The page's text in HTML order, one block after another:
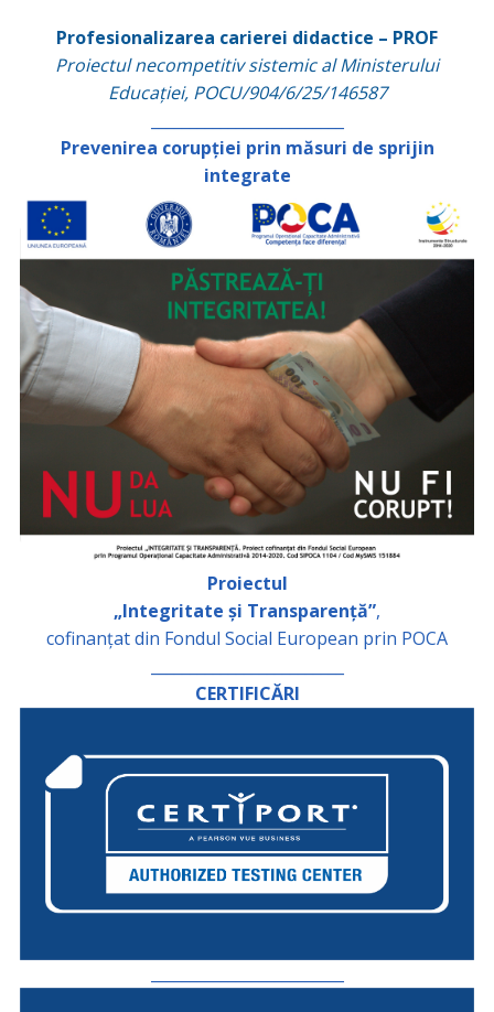
Profesionalizarea carierei didactice – PROF
Proiectul necompetitiv sistemic al Ministerului
Educației, POCU/904/6/25/146587
Prevenirea corupției prin măsuri de sprijin
integrate
Proiectul
„Integritate și Transparență”,
cofinanțat din Fondul Social European prin POCA
CERTIFICĂRI